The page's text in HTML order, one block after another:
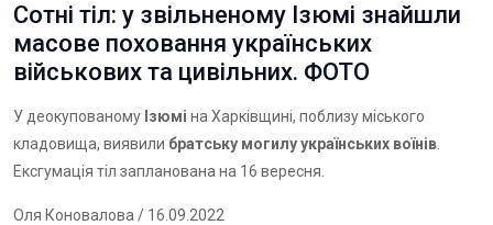
Сотні тіл: у звільненому Ізюмі знайшли
масове поховання українських
військових та цивільних. ФОТО
У деокупованому Ізюмі на Харківщині, поблизу міського
кладовища, виявили братську могилу українських воїнів
Ексгумація тіл запланована на 16 вересня.
Оля Коновалова / 16.09.2022